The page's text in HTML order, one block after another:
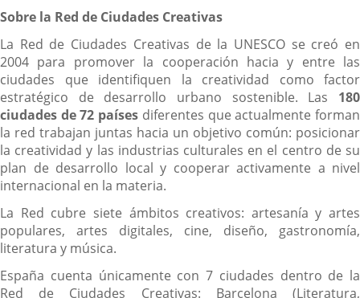
Sobre la Red de Ciudades Creativas
La Red de Ciudades Creativas de la UNESCO se creó en
2004 para promover la cooperación hacia y entre las
ciudades que identifiquen la creatividad como factor
estratégico de desarrollo urbano sostenible. Las 180
ciudades de 72 países diferentes que actualmente forman
la red trabajan juntas hacia un objetivo común: posicionar
la creatividad y las industrias culturales en el centro de su
plan de desarrollo local y cooperar activamente a nivel
internacional en la materia.
La Red cubre siete ámbitos creativos: artesanía y artes
populares, artes digitales, cine, diseño, gastronomía,
literatura y música.
España cuenta únicamente con 7 ciudades dentro de la
Red de Ciudades Creativas: Barcelona (Literatura,